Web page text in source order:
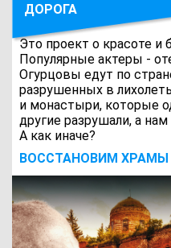
ДОРОГА
Это проект о красоте и
Популярные актеры -
Огурцовы едут по
разрушенных в
и монастыри, которые
другие разрушали, а
А как иначе?
ВОCСТАНОВИМ ХРАМЫ